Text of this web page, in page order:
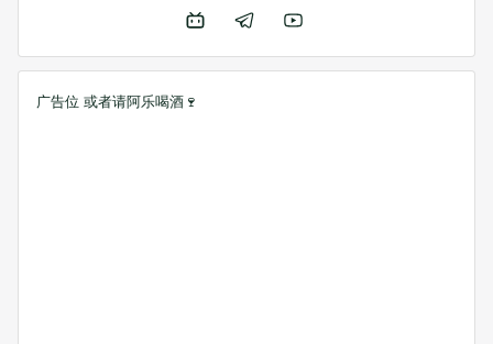
广告位 或者请阿乐喝酒🍷